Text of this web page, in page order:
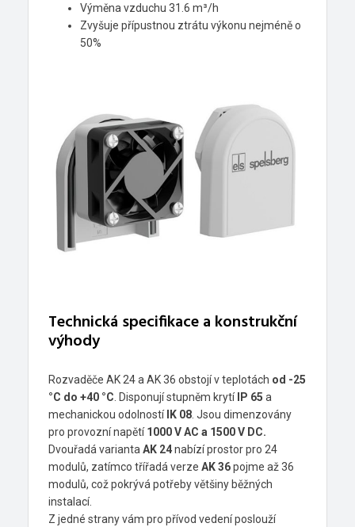
Výměna vzduchu 31.6 m³/h
Zvyšuje přípustnou ztrátu výkonu nejméně o
50%
Technická specifikace a konstrukční
výhody
Rozvaděče AK 24 a AK 36 obstojí v teplotách od -25
°C do +40 °C. Disponují stupněm krytí IP 65 a
mechanickou odolností IK 08. Jsou di­menzovány
pro provozní napětí1000 V AC a 1500 V DC.
Dvou­řadá variantaAK 24nabízí prostor pro 24
modulů, zatímco třířadá verze AK 36pojme až 36
modulů, což pokrývá potřeby většiny běžných
instalací.
Z jedné strany vám pro přívod vedení poslouží